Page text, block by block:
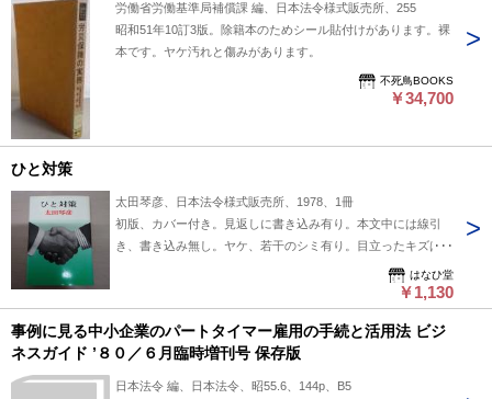
労働省労働基準局補償課 編、日本法令様式販売所、255
昭和51年10訂3版。除籍本のためシール貼付けがあります。裸
本です。ヤケ汚れと傷みがあります。
不死鳥BOOKS
￥34,700
ひと対策
太田琴彦、日本法令様式販売所、1978、1冊
初版、カバー付き。見返しに書き込み有り。本文中には線引
き、書き込み無し。ヤケ、若干のシミ有り。目立ったキズはあ
はなひ堂
￥1,130
事例に見る中小企業のパートタイマー雇用の手続と活用法 ビジ
ネスガイド ’８０／６月臨時増刊号 保存版
日本法令 編、日本法令、昭55.6、144p、B5